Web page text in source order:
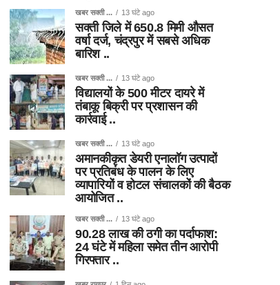
खबर सक्ती ... 13 घंटे ago
सक्ती जिले में 650.8 मिमी औसत
वर्षा दर्ज, चंद्रपुर में सबसे अधिक
बारिश ..
खबर सक्ती ... 13 घंटे ago
विद्यालयों के 500 मीटर दायरे में
तंबाकू बिक्री पर प्रशासन की
कार्रवाई ..
खबर सक्ती ... 13 घंटे ago
अमानकीकृत डेयरी एनालॉग उत्पादों
पर प्रतिबंध के पालन के लिए
व्यापारियों व होटल संचालकों की बैठक
आयोजित ..
खबर सक्ती ... 13 घंटे ago
90.28 लाख की ठगी का पर्दाफाश:
24 घंटे में महिला समेत तीन आरोपी
गिरफ्तार ..